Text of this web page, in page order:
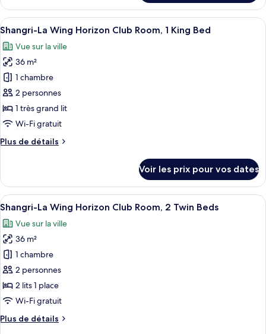
Executive
Suite,
1
King
Bed,
River
View
le
type
de
chambre
Shangri-
La
Wing
Executive
Suite,
King
Bed,
View
Afficher
toutes
les
photos
pour
ce
type
de
chambre :
Shangri-
Horizon
Club
Room,
1
King
Bed
Une chambre d’hôtel avec un grand
7
Shangri-La Wing Horizon Club Room, 1 King Bed
Vue sur la ville
36 m²
1 chambre
2 personnes
1 très grand lit
Wi-Fi gratuit
Plus de détails
Plus
le
type
de
chambre
Shangri-
La
Wing
Horizon
Club
Room,
King
Voir les prix pour vos dates
Afficher
toutes
les
photos
pour
ce
type
de
chambre :
Shangri-
Une chambre d’hôtel avec deux
7
Shangri-La Wing Horizon Club Room, 2 Twin Beds
Vue sur la ville
36 m²
1 chambre
2 personnes
2 lits 1 place
Wi-Fi gratuit
Plus de détails
Plus